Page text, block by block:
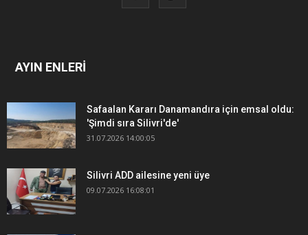
AYIN ENLERİ
Safaalan Kararı Danamandıra için emsal oldu:
'Şimdi sıra Silivri'de'
31.07.2026 14:00:05
Silivri ADD ailesine yeni üye
09.07.2026 16:08:01